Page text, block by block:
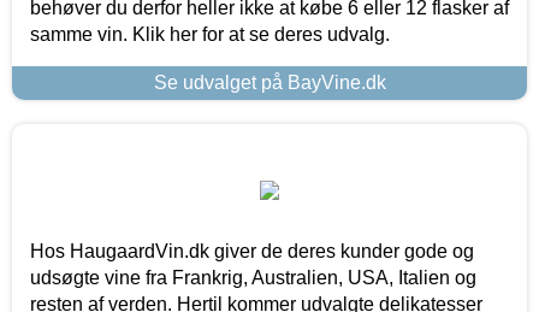
behøver du derfor heller ikke at købe 6 eller 12 flasker af
samme vin. Klik her for at se deres udvalg.
Se udvalget på BayVine.dk
Hos HaugaardVin.dk giver de deres kunder gode og
udsøgte vine fra Frankrig, Australien, USA, Italien og
resten af verden. Hertil kommer udvalgte delikatesser